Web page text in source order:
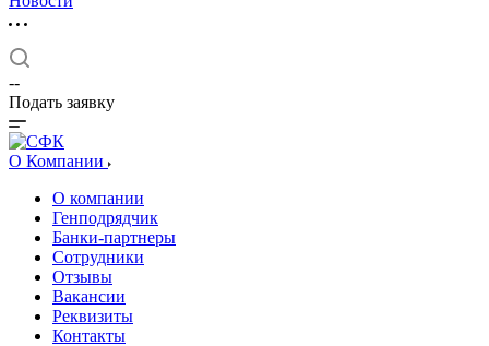
--
Подать заявку
О Компании
О компании
Генподрядчик
Банки-партнеры
Сотрудники
Отзывы
Вакансии
Реквизиты
Контакты